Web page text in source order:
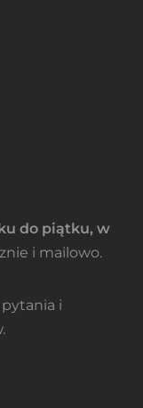
do piątku, w
i mailowo.
i